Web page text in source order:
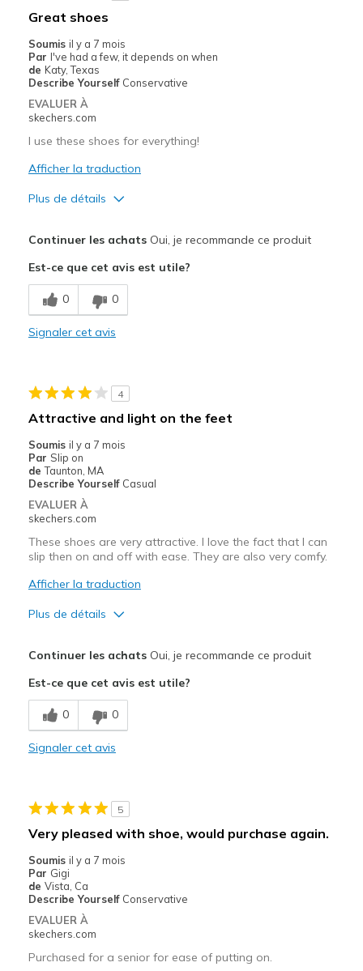
Les meilleures utilisations
Sizing
Feels true to size
View On Shoes
Shoes are for Wearing
Great shoes
Soumis il y a 7 mois
Par I've had a few, it depends on when
de Katy, Texas
Describe Yourself Conservative
EVALUER À
skechers.com
I use these shoes for everything!
Afficher la traduction
Plus de détails
Breathe Well
Comfortable
Going Out
Special Occasions
Travel
Width
Feels true to width
Sizing
Feels true to size
Continuer les achatsOui, je recommande ce produit
Est-ce que cet avis est utile?
0 0
Signaler cet avis
4
Attractive and light on the feet
Soumis il y a 7 mois
Par Slip on
de Taunton, MA
Describe Yourself Casual
EVALUER À
skechers.com
These shoes are very attractive. I love the fact that I can
slip then on and off with ease. They are also very comfy.
Afficher la traduction
Plus de détails
Breathe Well
Comfortable
Casual Wear
Width
Sizing
View On Shoes
Shoes are for Wearing
Continuer les achatsOui, je recommande ce produit
Est-ce que cet avis est utile?
0 0
Signaler cet avis
5
Very pleased with shoe, would purchase again.
Soumis il y a 7 mois
Par Gigi
de Vista, Ca
Describe Yourself Conservative
EVALUER À
skechers.com
Purchased for a senior for ease of putting on.